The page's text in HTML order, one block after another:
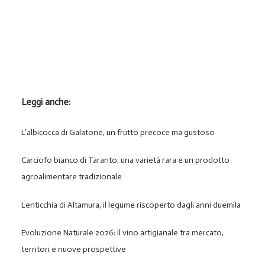
Leggi anche:
L’albicocca di Galatone, un frutto precoce ma gustoso
Carciofo bianco di Taranto, una varietà rara e un prodotto
agroalimentare tradizionale
Lenticchia di Altamura, il legume riscoperto dagli anni duemila
Evoluzione Naturale 2026: il vino artigianale tra mercato,
territori e nuove prospettive